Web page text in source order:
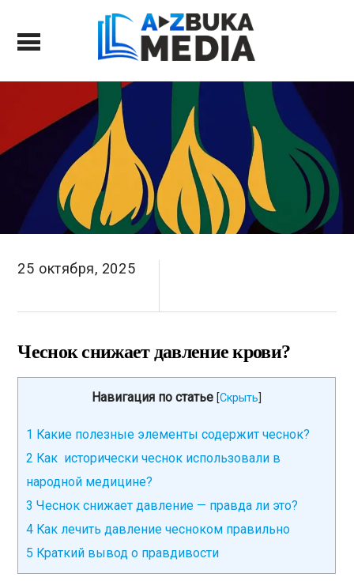
25 октября, 2025
Чеснок снижает давление крови?
Навигация по статье [Скрыть
1 Какие полезные элементы содержит чеснок?
2 Как исторически чеснок использовали в
народной медицине?
3 Чеснок снижает давление — правда ли это?
4 Как лечить давление чесноком правильно
5 Краткий вывод о правдивости